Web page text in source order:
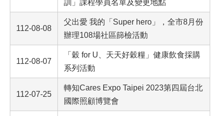
訓」課程學員名單及變更地點
112-08-08
父出愛 我的「Super hero」，全市8月份
辦理108場社區篩檢活動
112-08-07
「穀 for U、天天好穀糧」健康飲食採購
系列活動
112-07-25
轉知Cares Expo Taipei 2023第四屆台北
國際照顧博覽會